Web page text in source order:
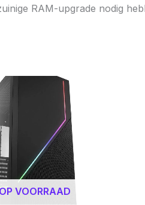
RAM-upgrade nodig
VOORRAAD